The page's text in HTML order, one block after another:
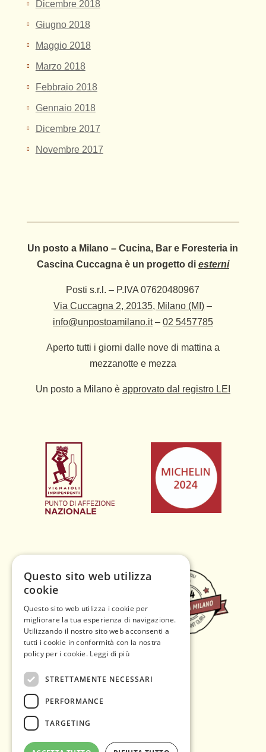
Dicembre 2018
Giugno 2018
Maggio 2018
Marzo 2018
Febbraio 2018
Gennaio 2018
Dicembre 2017
Novembre 2017
Un posto a Milano – Cucina, Bar e Foresteria in
Cascina Cuccagna è un progetto di esterni
Posti s.r.l. – P.IVA 07620480967
Via Cuccagna 2, 20135, Milano (MI) –
info@unpostoamilano.it– 02 5457785
Aperto tutti i giorni dalle nove di mattina a
mezzanotte e mezza
Un posto a Milano è approvato dal registro LEI
Questo sito web utilizza
cookie
Questo sito web utilizza i cookie per
migliorare la tua esperienza di navigazione.
Utilizzando il nostro sito web acconsenti a
tutti i cookie in conformità con la nostra
policy per i cookie. Leggi di più
STRETTAMENTE NECESSARI
PERFORMANCE
TARGETING